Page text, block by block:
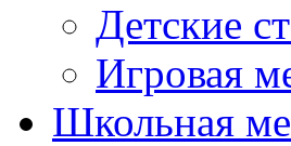
Детские
Игровая
Школьная